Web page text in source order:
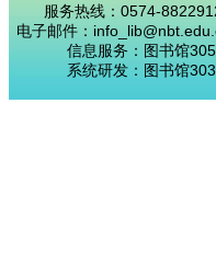
服务热线：0574-
电子邮件：
信息服务：图书馆
系统研发：图书馆